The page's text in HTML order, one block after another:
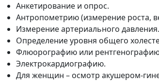
Анкетирование и опрос.
Антропометрию (измерение роста,
Измерение артериального давления.
Определение уровня общего
Флюорографию или рентгенографию
Электрокардиографию.
Для женщин – осмотр акушером-